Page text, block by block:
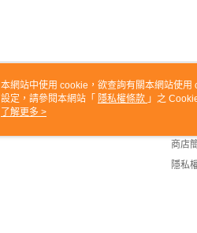
關
商店
隱私
本網站中使用 cookie，欲查詢有關本網站使
設定，請參閱本網站「 隱私權條款 」之
使用 cookie。
了解更多 >